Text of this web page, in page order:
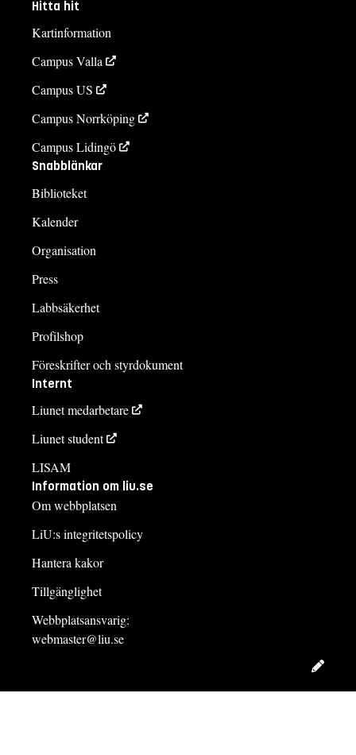
Hitta hit
Kartinformation
Campus Valla
Campus US
Campus Norrköping
Campus Lidingö
Snabblänkar
Biblioteket
Kalender
Organisation
Press
Labbsäkerhet
Profilshop
Föreskrifter och styrdokument
Internt
Liunet medarbetare
Liunet student
LISAM
Information om liu.se
Om webbplatsen
LiU:s integritetspolicy
Hantera kakor
Tillgänglighet
Webbplatsansvarig:
webmaster@liu.se